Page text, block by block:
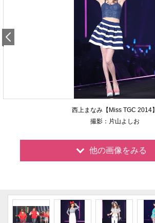
西上まなみ【Miss TGC 2014】
撮影：片山よしお
他の画像をみる